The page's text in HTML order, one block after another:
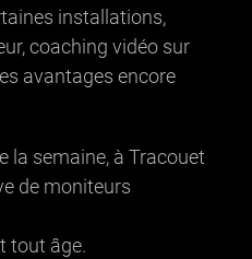
installations,
coaching vidéo sur
avantages encore
la semaine, à Tracouet
de moniteurs
tout âge.